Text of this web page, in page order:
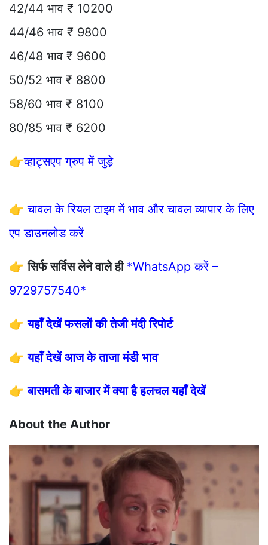
42/44 भाव ₹ 10200
44/46 भाव ₹ 9800
46/48 भाव ₹ 9600
50/52 भाव ₹ 8800
58/60 भाव ₹ 8100
80/85 भाव ₹ 6200
👉व्हाट्सएप ग्रुप में जुड़े
👉चावल के रियल टाइम में भाव और चावल व्यापार के लिए
एप डाउनलोड करें
👉सिर्फ सर्विस लेने वाले ही *WhatsApp करें –
9729757540*
👉यहाँ देखें फसलों की तेजी मंदी रिपोर्ट
👉यहाँ देखें आज के ताजा मंडी भाव
👉बासमती के बाजार में क्या है हलचल यहाँ देखें
About the Author